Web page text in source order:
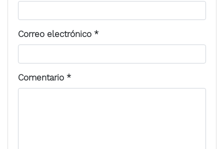
Correo electrónico *
Comentario *